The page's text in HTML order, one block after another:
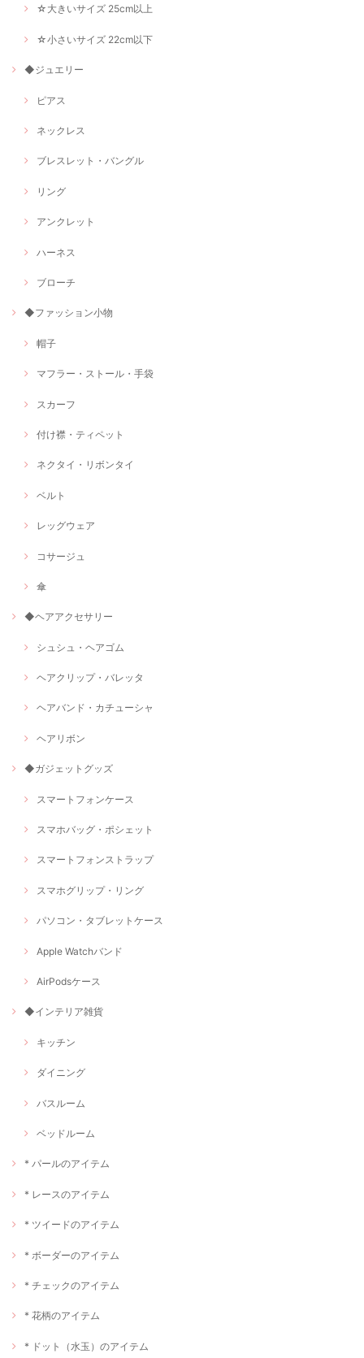
☆大きいサイズ 25cm以上
☆小さいサイズ 22cm以下
◆ジュエリー
ピアス
ネックレス
ブレスレット・バングル
リング
アンクレット
ハーネス
ブローチ
◆ファッション小物
帽子
マフラー・ストール・手袋
スカーフ
付け襟・ティペット
ネクタイ・リボンタイ
ベルト
レッグウェア
コサージュ
傘
◆ヘアアクセサリー
シュシュ・ヘアゴム
ヘアクリップ・バレッタ
ヘアバンド・カチューシャ
ヘアリボン
◆ガジェットグッズ
スマートフォンケース
スマホバッグ・ポシェット
スマートフォンストラップ
スマホグリップ・リング
パソコン・タブレットケース
Apple Watchバンド
AirPodsケース
◆インテリア雑貨
キッチン
ダイニング
バスルーム
ベッドルーム
* パールのアイテム
* レースのアイテム
* ツイードのアイテム
* ボーダーのアイテム
* チェックのアイテム
* 花柄のアイテム
* ドット（水玉）のアイテム